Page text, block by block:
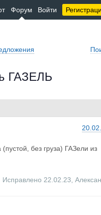
Форум Войти
ГАЗЕЛЬ
без груза) ГАЗели из
Исправлено 22.02.23